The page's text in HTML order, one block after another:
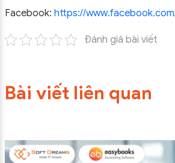
Facebook: https://
Đánh giá bài viết
Bài viết liên quan